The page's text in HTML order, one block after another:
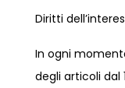
Diritti
In ogni
degli articoli dal